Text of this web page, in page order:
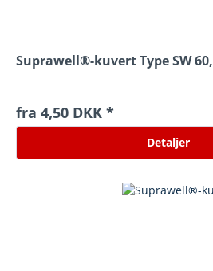
Suprawell®-kuvert Type SW
fra 4,50 DKK *
Detaljer